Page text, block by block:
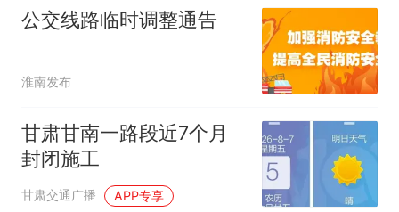
43.98万起
热
那个在床头放菜刀的女孩，
因老师一句“跟我回家”改写了
公交线路临时调整通告
淮南发布
甘肃甘南一路段近7个月
封闭施工
甘肃交通广播 APP专享